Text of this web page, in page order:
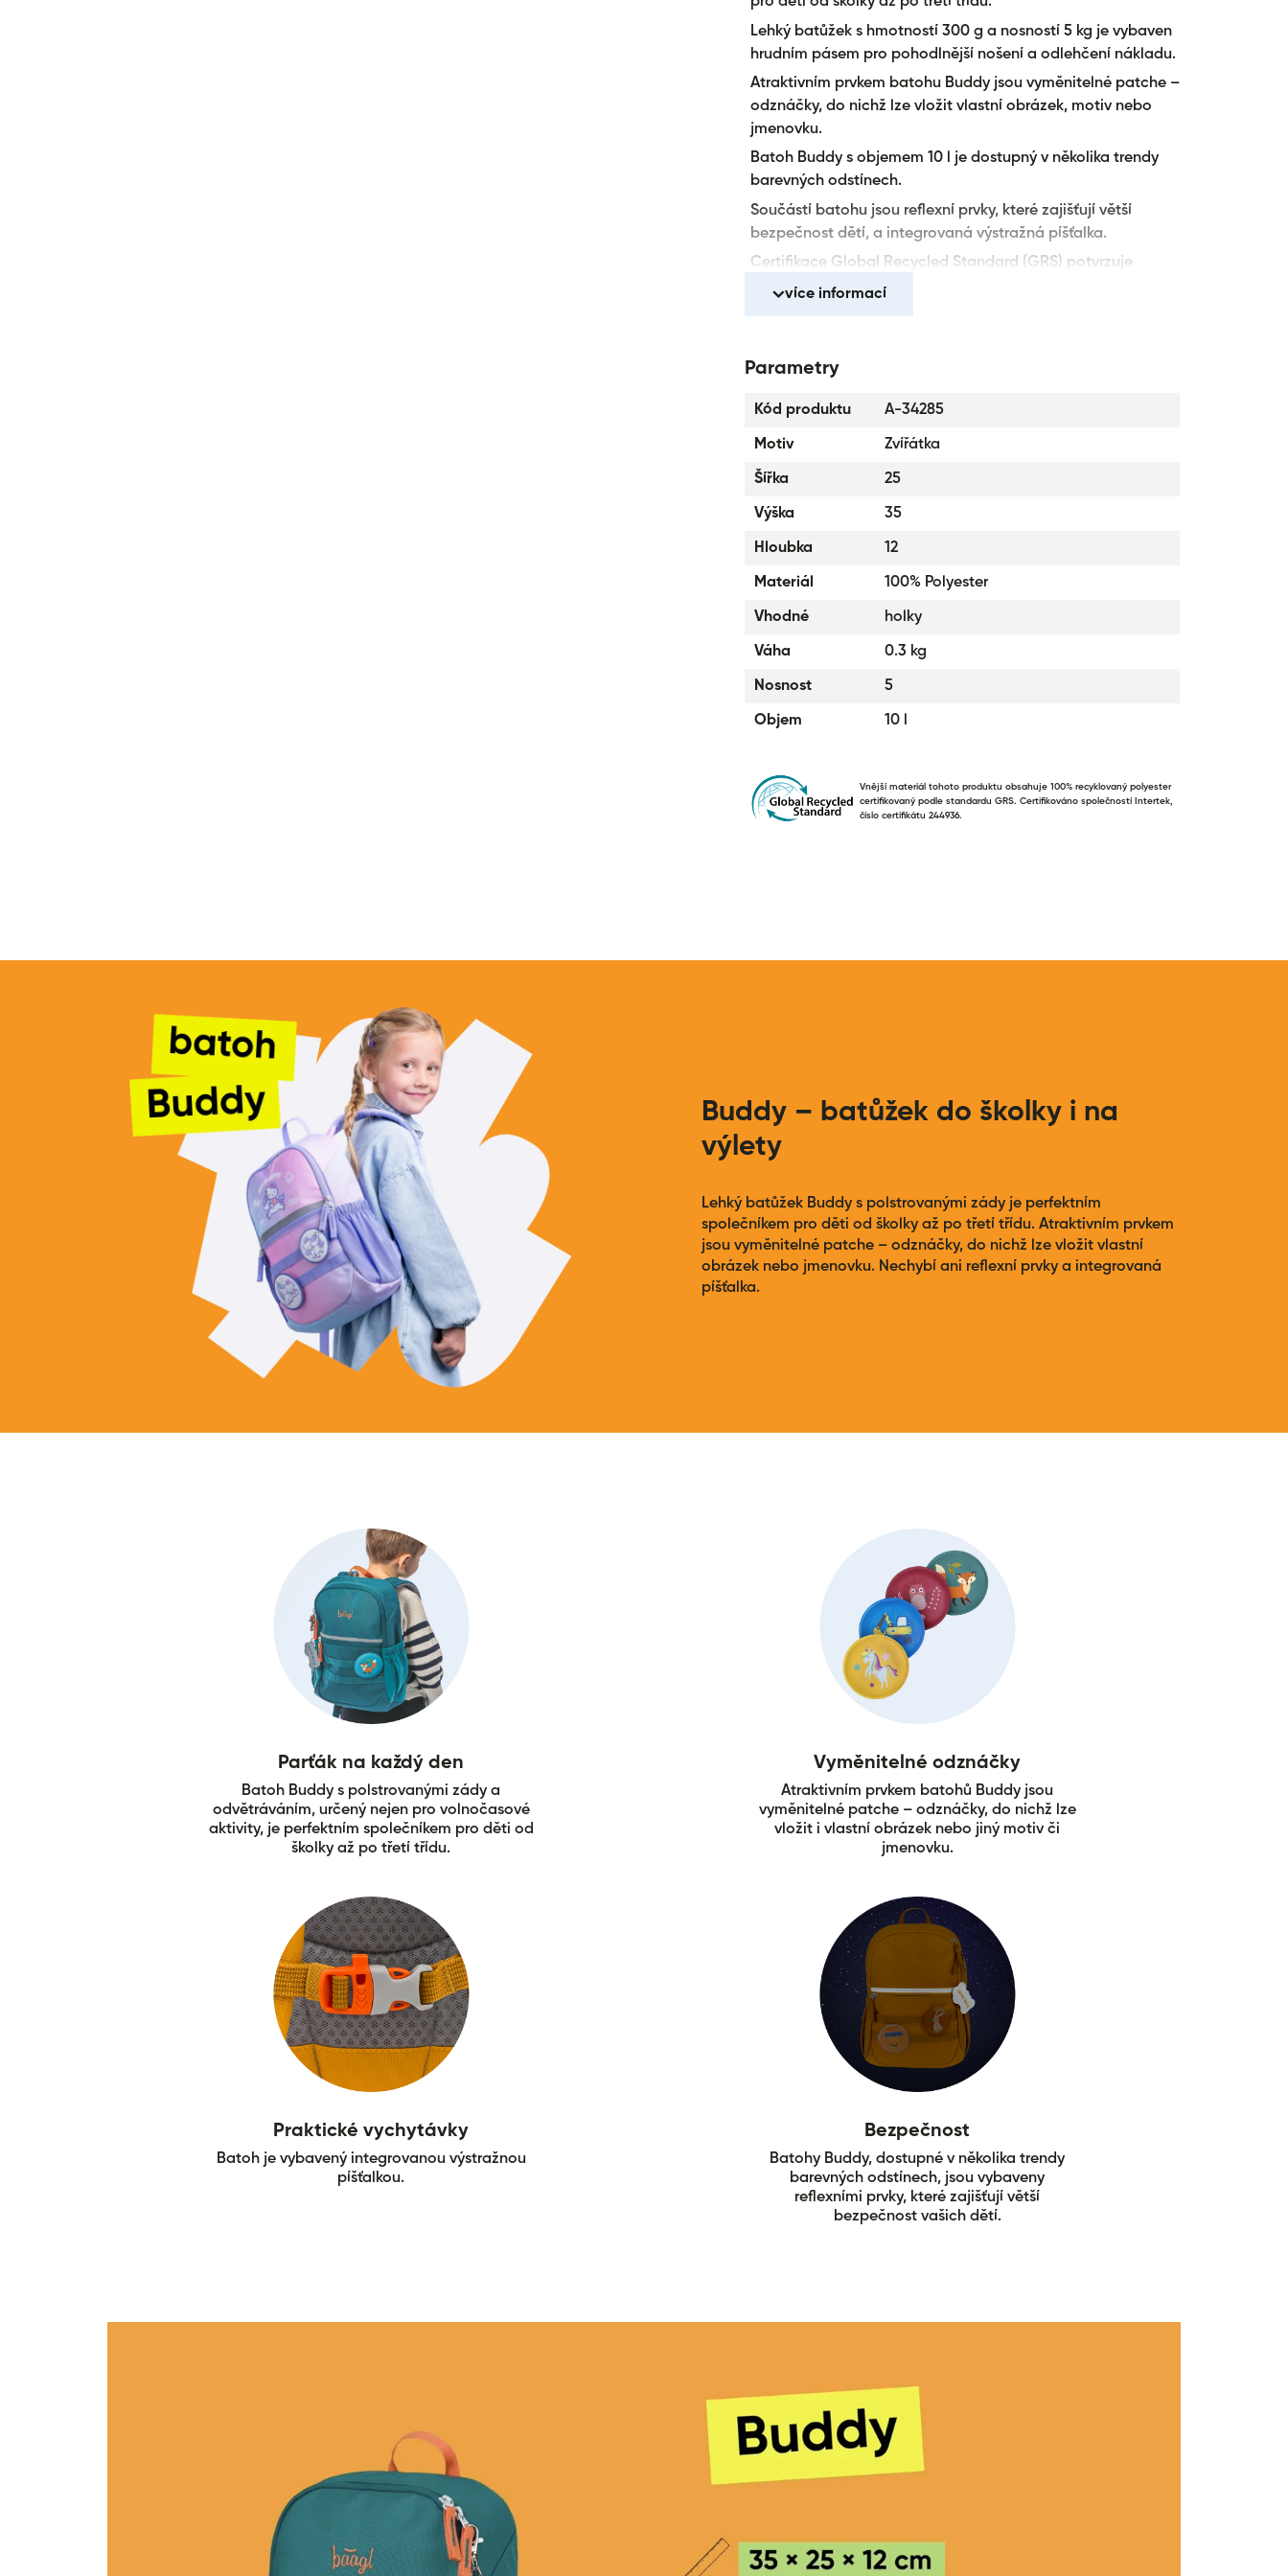
Lehký batůžek s hmotností 300 g a nosností 5 kg je vybaven
hrudním pásem pro pohodlnější nošení a odlehčení nákladu.
Atraktivním prvkem batohu Buddy jsou vyměnitelné patche –
odznáčky, do nichž lze vložit vlastní obrázek, motiv nebo
jmenovku.
Batoh Buddy s objemem 10 l je dostupný v několika trendy
barevných odstínech.
Součástí batohu jsou reflexní prvky, které zajišťují větší
bezpečnost dětí, a integrovaná výstražná píšťalka.
Certifikace Global Recycled Standard (GRS) potvrzuje
šetrnost k životnímu prostředí a splnění vysokých sociálních
kvalitu.
více informací
Parametry
Kód produktu A-34285
Motiv Zvířátka
Šířka 25
Výška 35
Hloubka 12
Materiál 100% Polyester
Vhodné holky
Váha 0.3 kg
Nosnost 5
Objem 10 l
Vnější materiál tohoto produktu obsahuje 100% recyklovaný polyester
certifikovaný podle standardu GRS. Certifikováno společností Intertek,
číslo certifikátu 244936.
Buddy – batůžek do školky i na
výlety
Lehký batůžek Buddy s polstrovanými zády je perfektním
společníkem pro děti od školky až po třetí třídu. Atraktivním prvkem
jsou vyměnitelné patche – odznáčky, do nichž lze vložit vlastní
obrázek nebo jmenovku. Nechybí ani reflexní prvky a integrovaná
píšťalka.
Parťák na každý den
Batoh Buddy s polstrovanými zády a
odvětráváním, určený nejen pro volnočasové
aktivity, je perfektním společníkem pro děti od
školky až po třetí třídu.
Vyměnitelné odznáčky
Atraktivním prvkem batohů Buddy jsou
vyměnitelné patche – odznáčky, do nichž lze
vložit i vlastní obrázek nebo jiný motiv či
jmenovku.
Praktické vychytávky
Batoh je vybavený integrovanou výstražnou
píšťalkou.
Bezpečnost
Batohy Buddy, dostupné v několika trendy
barevných odstínech, jsou vybaveny
reflexními prvky, které zajišťují větší
bezpečnost vašich dětí.